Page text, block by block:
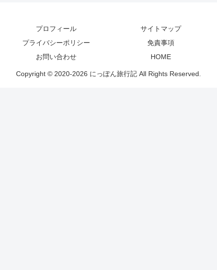
プロフィール
サイトマップ
プライバシーポリシー
免責事項
お問い合わせ
HOME
Copyright © 2020-2026 にっぽん旅行記 All Rights Reserved.